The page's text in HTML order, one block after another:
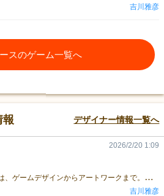
吉川雅彦
スのゲーム一覧へ
報 デザイナー情報一覧へ
U
Iデザイナー。ボードゲームでは、ゲームデザインからアートワークまで。ブース名も名前にしたのでややこしい。
2026/2/20 1:09
吉川雅彦